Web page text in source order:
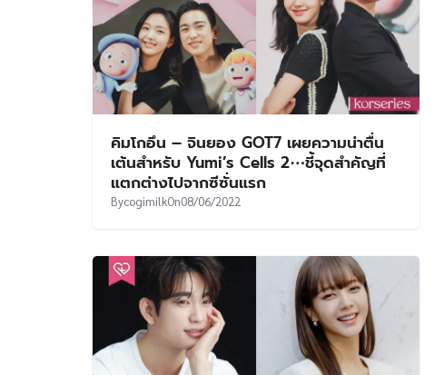
คิมโกอึน – จินยอง GOT7 เผยความน่าตื่น
เต้นสำหรับ Yumi’s Cells 2⋯ชี้จุดสำคัญที่
แตกต่างไปจากซีซั่นแรก
BycogimilkOn08/06/2022